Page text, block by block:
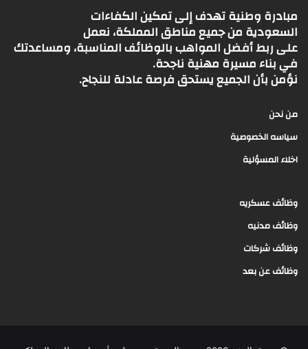
مبادرة وطنية تهدف إلى تمكين الكفاءات
السعودية من جميع مناطق المملكة، نعمل
على ربط أفضل المواهب بالوظائف المناسبة، ومساعدتك
في بناء مسيرة مهنية ناجحة.
نؤمن بأن الجميع يستحق فرصة عادلة للنجاح.
من نحن
سياسه الخصوصية
اخلاء المسؤلية
وظائف عسكريه
وظائف مدنيه
وظائف شركات
وظائف عن بعد